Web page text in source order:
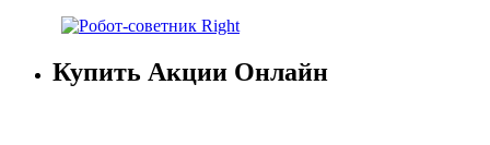
Купить Акции Онлайн